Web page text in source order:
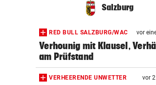
Salzburg
RED BULL SALZBURG/WAC vor
Verhounig mit Klausel,
am Prüfstand
VERHEERENDE UNWETTER vor